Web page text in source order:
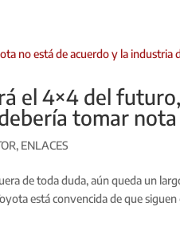
el 4×4 del
tomar nota
, ENLACES
de toda duda, aún queda un
está convencida de que